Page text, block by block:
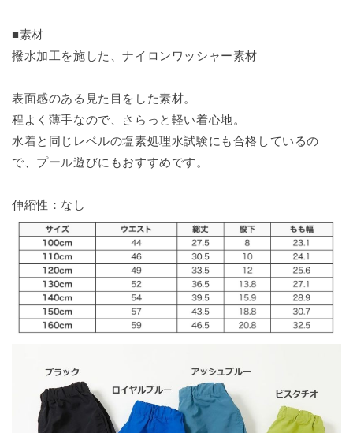
■素材
撥水加工を施した、ナイロンワッシャー素材
表面感のある見た目をした素材。
程よく薄手なので、さらっと軽い着心地。
水着と同じレベルの塩素処理水試験にも合格しているの
で、プール遊びにもおすすめです。
伸縮性：なし